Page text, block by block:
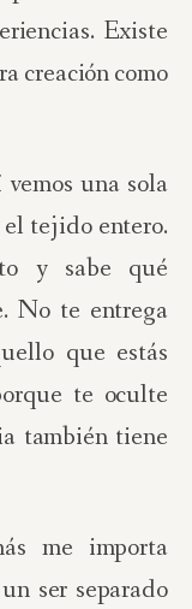
Existe
creación como
una sola
tejido entero.
y sabe qué
No te entrega
que estás
te oculte
también tiene
me importa
ser separado